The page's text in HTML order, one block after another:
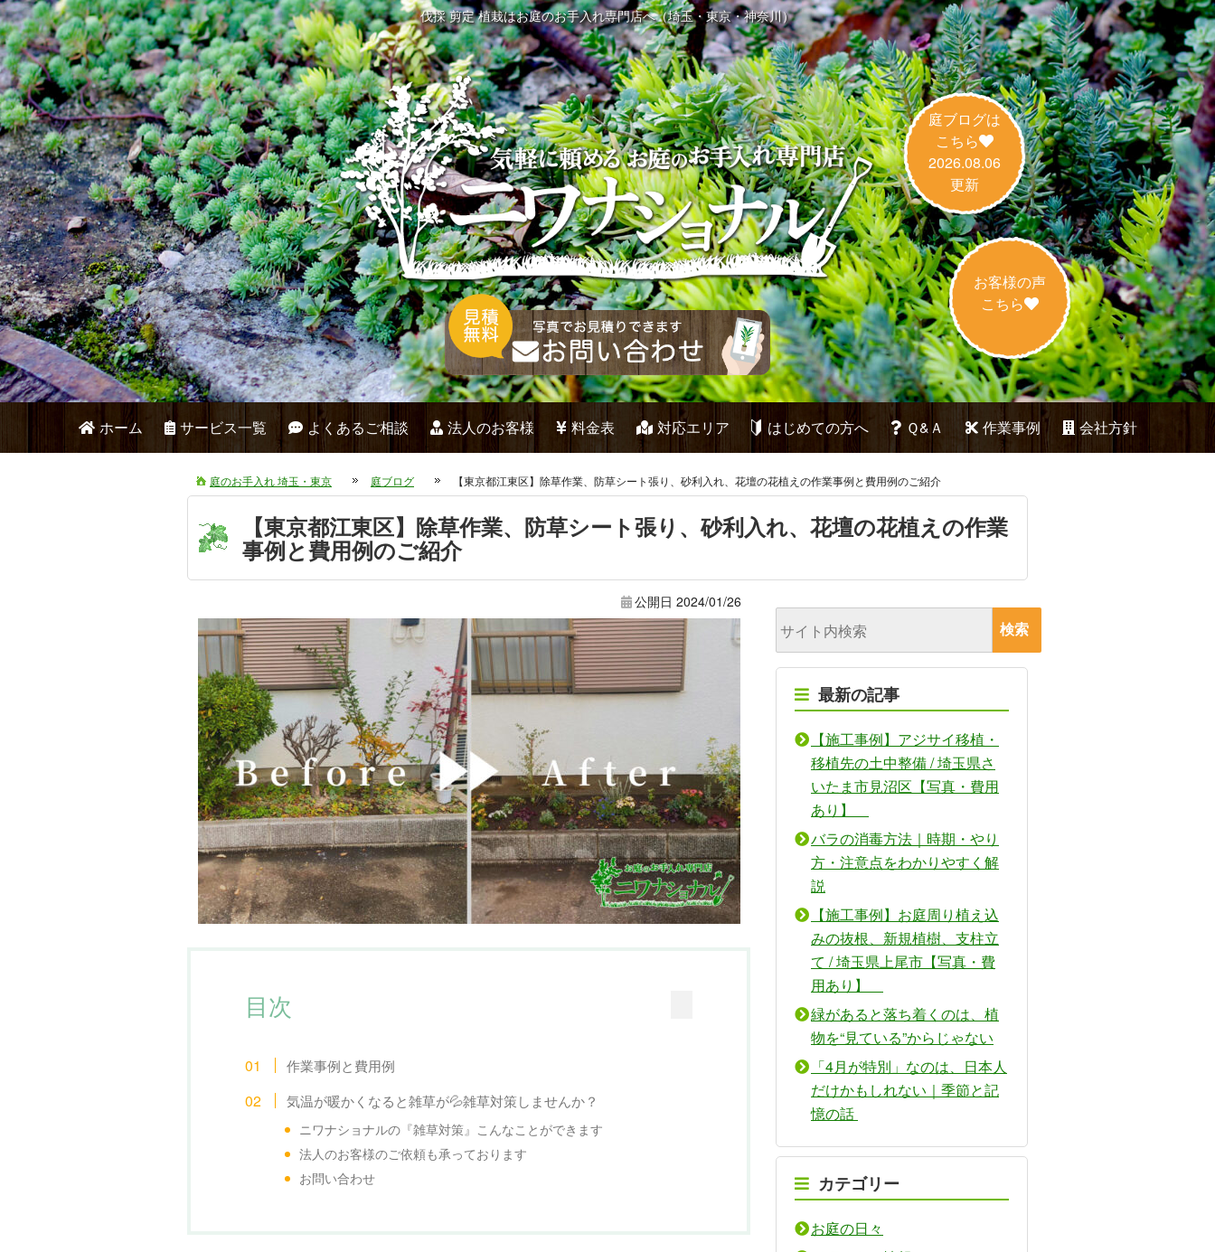
伐採 剪定 植栽はお庭のお手入れ専門店へ（埼玉・東京・神奈川）
庭ブログは
こちら
2026.08.06
更新
お客様の声
こちら
ホーム サービス一覧 よくあるご相談 法人のお客様 料金表 対応エリア はじめての方へ Ｑ&Ａ 作業事例 会社方針
庭のお手入れ 埼玉・東京 庭ブログ 【東京都江東区】除草作業、防草シート張り、砂利入れ、花壇の花植えの作業事例と費用例のご紹介
【東京都江東区】除草作業、防草シート張り、砂利入れ、花壇の花植えの作業
事例と費用例のご紹介
公開日2024/01/26
目次
作業事例と費用例
気温が暖かくなると雑草が💦雑草対策しませんか？
ニワナショナルの『雑草対策』こんなことができます
法人のお客様のご依頼も承っております
お問い合わせ
最新の記事
【施工事例】アジサイ移植・
移植先の土中整備 / 埼玉県さ
いたま市見沼区【写真・費用
あり】
バラの消毒方法｜時期・やり
方・注意点をわかりやすく解
説
【施工事例】お庭周り植え込
みの抜根、新規植樹、支柱立
て / 埼玉県上尾市【写真・費
用あり】
緑があると落ち着くのは、植
物を“見ている”からじゃない
「4月が特別」なのは、日本人
だけかもしれない｜季節と記
憶の話
カテゴリー
お庭の日々